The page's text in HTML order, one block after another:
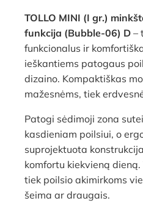
TOLLO MINI (I gr.)
funkcija (Bubble-06) D –
funkcionalus ir
ieškantiems patogaus
dizaino. Kompaktiškas
mažesnėms, tiek
Patogi sėdimoji zona
kasdieniam poilsiui, o
suprojektuota
komfortu kiekvieną
tiek poilsio akimirkoms
šeima ar draugais.